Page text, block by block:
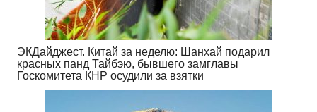
ЭКДайджест. Китай за неделю: Шанхай подарил
красных панд Тайбэю, бывшего замглавы
Госкомитета КНР осудили за взятки